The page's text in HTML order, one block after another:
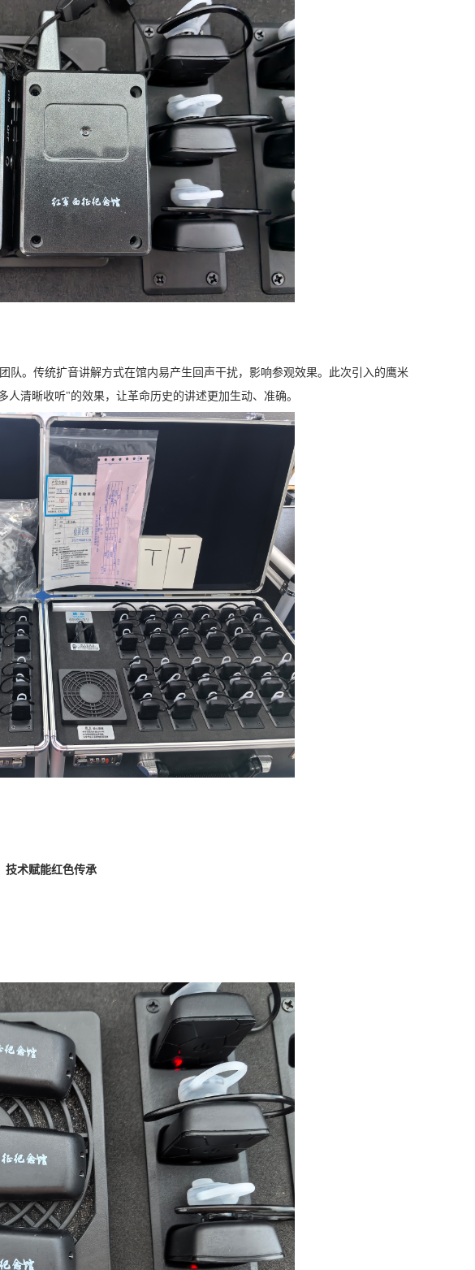
队。传统扩音讲解方式在馆内易产生回声干扰，影响参观效果。此次引入的鹰米
人清晰收听"的效果，让革命历史的讲述更加生动、准确。
技术赋能红色传承